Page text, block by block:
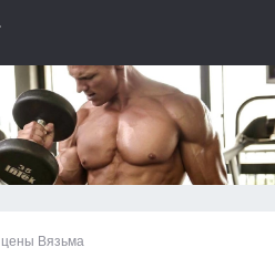
цены Вязьма